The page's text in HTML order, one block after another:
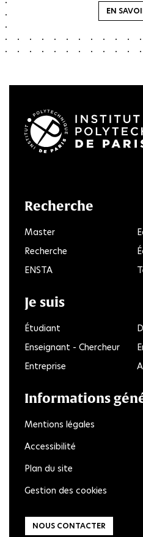
EN
Recherche
Master
Recherche
ENSTA
Je suis
Étudiant
Enseignant - Chercheur
Entreprise
Informations
Mentions légales
Accessibilité
Plan du site
Gestion des cookies
NOUS CONTACTER